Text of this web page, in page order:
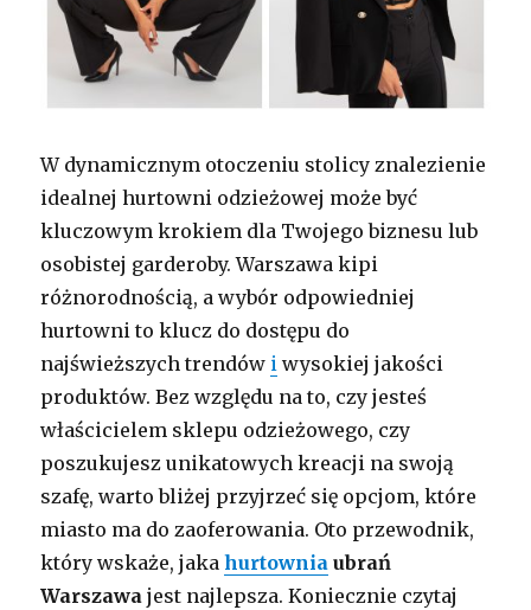
W dynamicznym otoczeniu stolicy znalezienie
idealnej hurtowni odzieżowej może być
kluczowym krokiem dla Twojego biznesu lub
osobistej garderoby. Warszawa kipi
różnorodnością, a wybór odpowiedniej
hurtowni to klucz do dostępu do
najświeższych trendów i wysokiej jakości
produktów. Bez względu na to, czy jesteś
właścicielem sklepu odzieżowego, czy
poszukujesz unikatowych kreacji na swoją
szafę, warto bliżej przyjrzeć się opcjom, które
miasto ma do zaoferowania. Oto przewodnik,
który wskaże, jakahurtownia ubrań
Warszawa jest najlepsza. Koniecznie czytaj